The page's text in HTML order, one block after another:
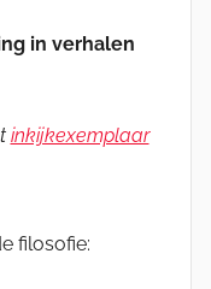
in verhalen
inkijkexemplaar
filosofie: